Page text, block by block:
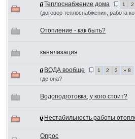
Теплоснабжение дома 1 2
(договор теплоснабжения, работа
Отопление - как быть?
канализация
ВОДА вообще 1 2 3 » 8
где она?
Водоподготовка, у кого стоит?
Нестабильность работы
Опрос